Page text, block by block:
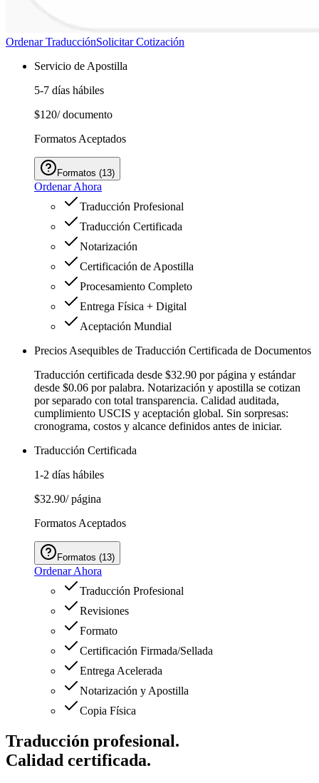
Ordenar TraducciónSolicitar Cotización
Servicio de Apostilla
5-7 días hábiles
$120/ documento
Formatos Aceptados
Formatos (13)
Ordenar Ahora
Traducción Profesional
Traducción Certificada
Notarización
Certificación de Apostilla
Procesamiento Completo
Entrega Física + Digital
Aceptación Mundial
Precios Asequibles de Traducción Certificada de Documentos
Traducción certificada desde $32.90 por página y estándar
desde $0.06 por palabra. Notarización y apostilla se cotizan
por separado con total transparencia. Calidad auditada,
cumplimiento USCIS y aceptación global. Sin sorpresas:
cronograma, costos y alcance definidos antes de iniciar.
Traducción Certificada
1-2 días hábiles
$32.90/ página
Formatos Aceptados
Formatos (13)
Ordenar Ahora
Traducción Profesional
Revisiones
Formato
Certificación Firmada/Sellada
Entrega Acelerada
Notarización y Apostilla
Copia Física
Traducción profesional.
Calidad certificada.